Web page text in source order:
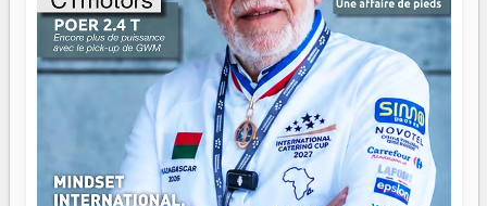
Il faut juste s'assurer que tout le monde rame dans le
même sens.